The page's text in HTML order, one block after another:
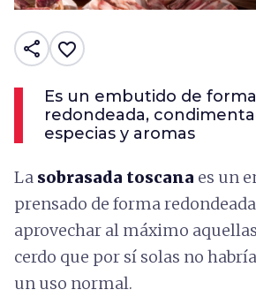
share favorite_border
Es un embutido de forma
redondeada,
especias y aromas
La sobrasada toscana es un
prensado de forma
aprovechar al máximo
cerdo que por sí solas no
un uso normal.